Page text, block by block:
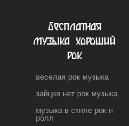
бесплатная
музыка хороший
рок
веселая рок музыка
зайцев нет рок музыка
музыка в стиле рок н
ролл